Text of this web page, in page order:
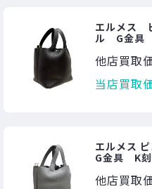
エルメス
ル G金具
他店買取
当店買取
エルメス
G金具 K
他店買取